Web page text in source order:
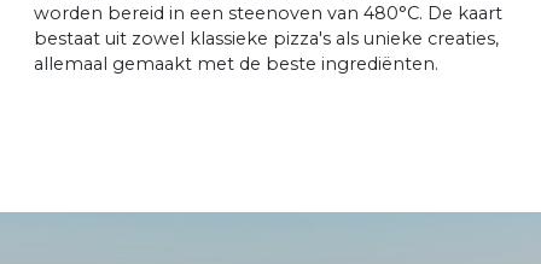
worden bereid in een steenoven van 480°C. De kaart
bestaat uit zowel klassieke pizza's als unieke creaties,
allemaal gemaakt met de beste ingrediënten.